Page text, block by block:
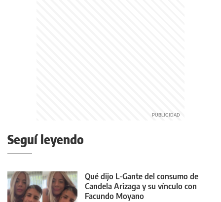
Seguí leyendo
Qué dijo L-Gante del consumo de
Candela Arizaga y su vínculo con
Facundo Moyano